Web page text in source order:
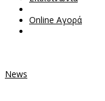
Online Αγορά
News